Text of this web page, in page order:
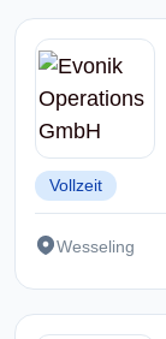
Vollzeit
Wesseling